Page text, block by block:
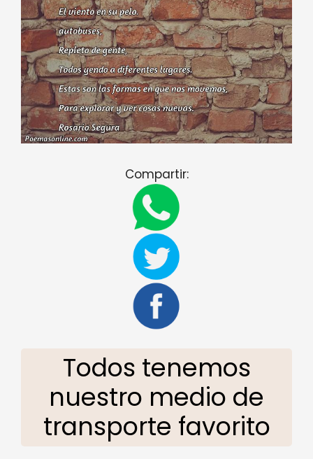
Compartir:
Todos tenemos
nuestro medio de
transporte favorito